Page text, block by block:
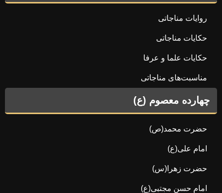
روایات مناجاتی
حکایات مناجاتی
حکایات علما و عرفا
مناسبت‌های مناجاتی
چهارده معصوم (ع)
حضرت محمد(ص)
امام علی(ع)
حضرت زهرا(س)
امام حسن مجتبی(ع)